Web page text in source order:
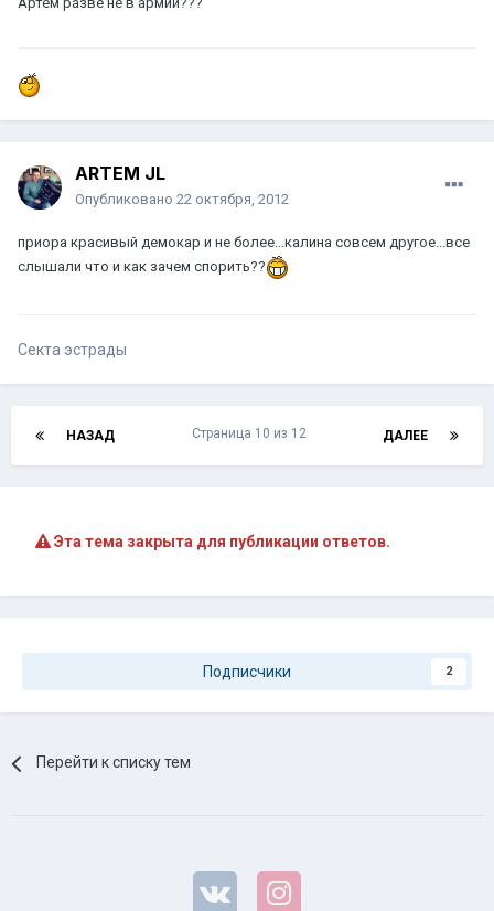
ARTEM JL
Опубликовано 22 октября, 2012
приора красивый демокар и не более...калина совсем другое...все
слышали что и как зачем спорить??
Секта эстрады
НАЗАД ДАЛЕЕ
Страница 10 из 12
Эта тема закрыта для публикации ответов.
Подписчики 2
Перейти к списку тем